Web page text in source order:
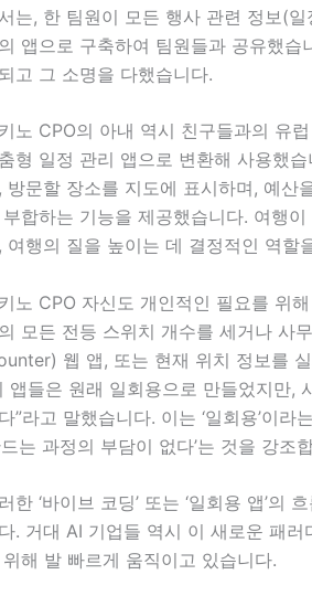
는, 한 팀원이 모든 행사 관련 정보(
앱으로 구축하여 팀원들과 공유했
고 그 소명을 다했습니다.
노 CPO의 아내 역시 친구들과의 유
형 일정 관리 앱으로 변환해 사용했
방문할 장소를 지도에 표시하며, 예산
부합하는 기능을 제공했습니다. 여행
여행의 질을 높이는 데 결정적인 역할
노 CPO 자신도 개인적인 필요를 위
모든 전등 스위치 개수를 세거나 사
웹 앱, 또는 현재 위치 정보를
앱들은 원래 일회용으로 만들었지만,
”라고 말했습니다. 이는 ‘일회용’이
드는 과정의 부담이 없다’는 것을 강조
한 ‘바이브 코딩’ 또는 ‘일회용 앱’의
. 거대 AI 기업들 역시 이 새로운 패
해 발 빠르게 움직이고 있습니다.